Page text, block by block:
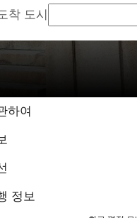
착 도시
하여
정보